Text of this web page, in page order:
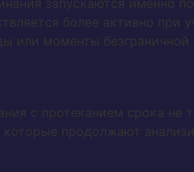
запускаются именно
более активно при
или моменты
с протеканием срока не
продолжают